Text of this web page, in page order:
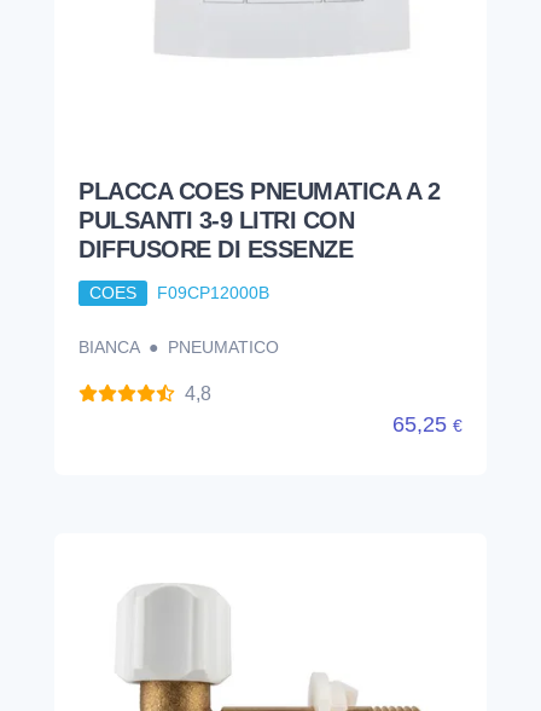
PLACCA COES PNEUMATICA A 2
PULSANTI 3-9 LITRI CON
DIFFUSORE DI ESSENZE
COES F09CP12000B
BIANCA ● PNEUMATICO
4,8
65,25 €